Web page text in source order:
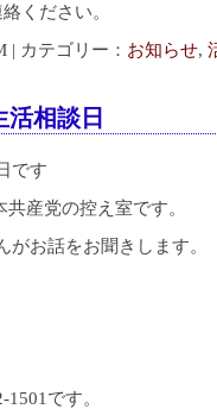
ください。
| カテゴリー： お知らせ,
活相談日
です
産党の控え室です。
お話をお聞きします。
です。